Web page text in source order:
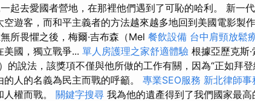
起去愛國者營地，在那裡他們遇到了可恥的哈利。 新一
空遊客，而和平主義者的方法越來越多地回到美國電影製
所畏懼之後，梅爾·吉布森（Mel 餐飲設備 台中肩頸放鬆
國，獨立戰爭... 單人房護理之家舒適體驗 根據亞歷克斯
的說法，該獎項不僅與他所做的工作有關，因為“正如拜
人的名義為民主而戰的呼籲。 專業SEO服務 新北律師事
權而戰。 關鍵字搜尋 我為他的遺產得到了我們國家最